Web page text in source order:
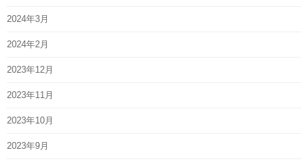
2024年3月
2024年2月
2023年12月
2023年11月
2023年10月
2023年9月